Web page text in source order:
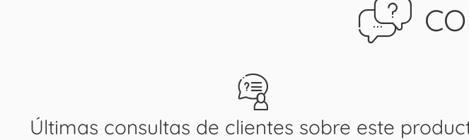
Últimas consultas de clientes sobre este